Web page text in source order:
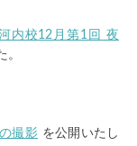
内校12月第1回 夜
。
撮影 を公開いたし